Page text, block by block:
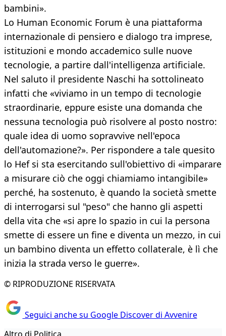
bambini».
Lo Human Economic Forum è una piattaforma
internazionale di pensiero e dialogo tra imprese,
istituzioni e mondo accademico sulle nuove
tecnologie, a partire dall'intelligenza artificiale.
Nel saluto il presidente Naschi ha sottolineato
infatti che «viviamo in un tempo di tecnologie
straordinarie, eppure esiste una domanda che
nessuna tecnologia può risolvere al posto nostro:
quale idea di uomo sopravvive nell'epoca
dell'automazione?». Per rispondere a tale quesito
lo Hef si sta esercitando sull'obiettivo di «imparare
a misurare ciò che oggi chiamiamo intangibile»
perché, ha sostenuto, è quando la società smette
di interrogarsi sul "peso" che hanno gli aspetti
della vita che «si apre lo spazio in cui la persona
smette di essere un fine e diventa un mezzo, in cui
un bambino diventa un effetto collaterale, è lì che
inizia la strada verso le guerre».
© RIPRODUZIONE RISERVATA
Seguici anche su Google Discover di Avvenire